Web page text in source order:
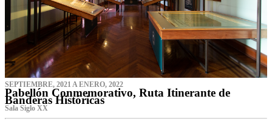
SEPTIEMBRE, 2021 A ENERO, 2022
Pabellón Conmemorativo, Ruta Itinerante de
Banderas Históricas
Sala Siglo XX